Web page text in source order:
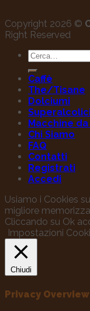
Copyright 2026 ©
Right Reserved
Cerca:
Caffè
The/Tisane
Dolciumi
Macchine da
Chi Siamo
FAQ
Contatti
Registrati
Accedi
Usiamo i Cookies
migliore
Cliccando su Ok
Impostazioni
Chiudi
Privacy Overview